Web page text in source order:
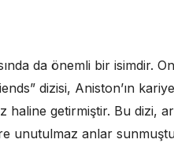
da önemli bir isimdir.
dizisi, Aniston’ın
haline getirmiştir. Bu dizi,
unutulmaz anlar